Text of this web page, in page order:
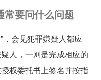
常要问什么问题
，会见犯罪嫌疑人都应
人，一则是完成相应的
权委托书上签名并按指